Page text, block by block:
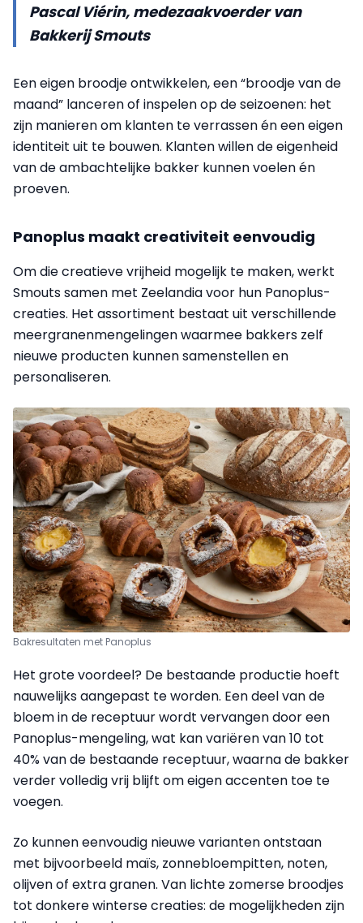
Pascal Viérin, medezaakvoerder van
Bakkerij Smouts
Een eigen broodje ontwikkelen, een “broodje van de
maand” lanceren of inspelen op de seizoenen: het
zijn manieren om klanten te verrassen én een eigen
identiteit uit te bouwen. Klanten willen de eigenheid
van de ambachtelijke bakker kunnen voelen én
proeven.
Panoplus maakt creativiteit eenvoudig
Om die creatieve vrijheid mogelijk te maken, werkt
Smouts samen met Zeelandia voor hun Panoplus-
creaties. Het assortiment bestaat uit verschillende
meergranenmengelingen waarmee bakkers zelf
nieuwe producten kunnen samenstellen en
personaliseren.
Bakresultaten met Panoplus
Het grote voordeel? De bestaande productie hoeft
nauwelijks aangepast te worden. Een deel van de
bloem in de receptuur wordt vervangen door een
Panoplus-mengeling, wat kan variëren van 10 tot
40% van de bestaande receptuur, waarna de bakker
verder volledig vrij blijft om eigen accenten toe te
voegen.
Zo kunnen eenvoudig nieuwe varianten ontstaan
met bijvoorbeeld maïs, zonnebloempitten, noten,
olijven of extra granen. Van lichte zomerse broodjes
tot donkere winterse creaties: de mogelijkheden zijn